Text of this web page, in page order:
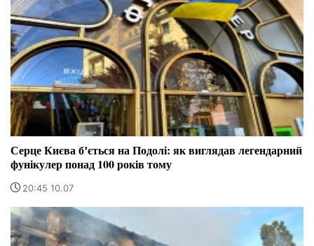
Серце Києва бʼється на Подолі: як виглядав легендарний
фунікулер понад 100 років тому
20:45 10.07